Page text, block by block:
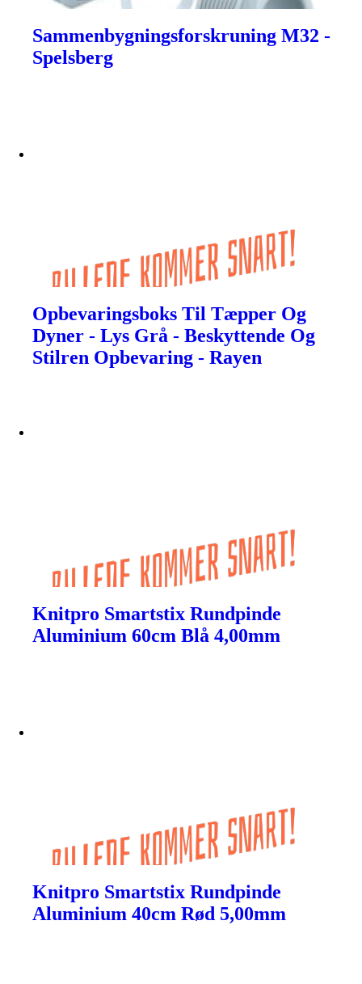
Sammenbygningsforskruning M32 -
Spelsberg
Opbevaringsboks Til Tæpper Og
Dyner - Lys Grå - Beskyttende Og
Stilren Opbevaring - Rayen
Knitpro Smartstix Rundpinde
Aluminium 60cm Blå 4,00mm
Knitpro Smartstix Rundpinde
Aluminium 40cm Rød 5,00mm